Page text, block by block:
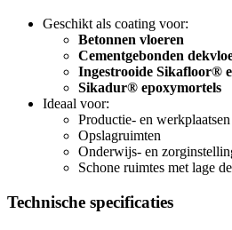
Geschikt als coating voor:
Betonnen vloeren
Cementgebonden
Ingestrooide Sikafloor®
Sikadur® epoxymortels
Ideaal voor:
Productie- en werkplaatsen
Opslagruimten
Onderwijs- en
Schone ruimtes met lage
Technische specificaties